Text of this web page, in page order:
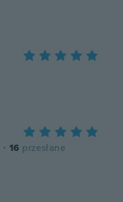
· 16 przesłane